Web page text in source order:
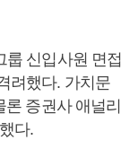
룹 신입사원 면접
려했다. 가치문
증권사 애널리
다.